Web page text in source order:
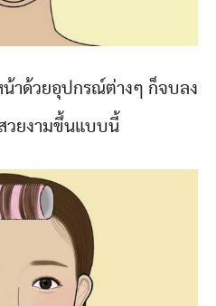
าด้วยอุปกรณ์ต่างๆ ก็จบลง
วยงามขึ้นแบบนี้